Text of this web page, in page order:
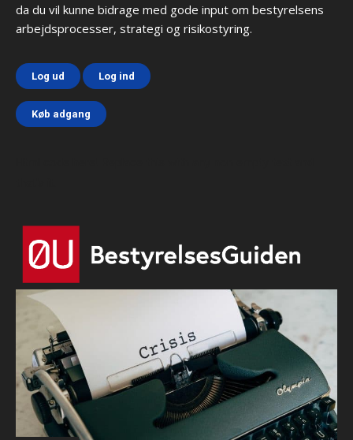
da du vil kunne bidrage med gode input om bestyrelsens
arbejdsprocesser, strategi og risikostyring.
Log ud Log ind
Køb adgang